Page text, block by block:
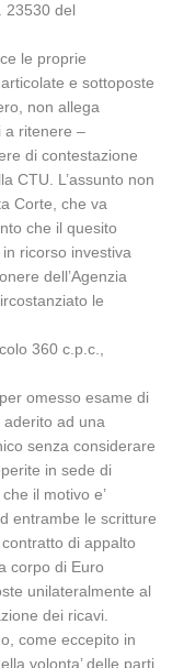
23530 del
le proprie
e sottoposte
non allega
a ritenere –
di contestazione
CTU. L’assunto non
Corte, che va
che il quesito
ricorso investiva
dell’Agenzia
le
360 c.p.c.,
omesso esame di
aderito ad una
senza considerare
in sede di
il motivo e’
entrambe le scritture
di appalto
corpo di Euro
unilateralmente al
dei ricavi.
come eccepito in
volonta’ delle parti